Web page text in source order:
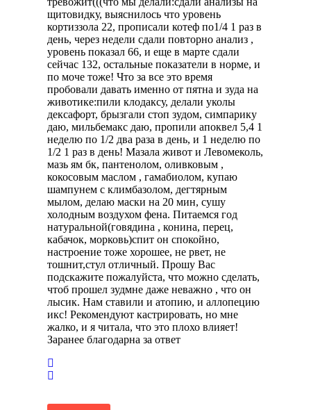
щитовидку, выяснилось что уровень
кортиззола 22, прописали котеф по1/4 1 раз в
день, через недели сдали повторно анализ ,
уровень показал 66, и еще в марте сдали
сейчас 132, остальные показатели в норме, и
по моче тоже! Что за все это время
пробовали давать именно от пятна и зуда на
животике:пили клодаксу, делали уколы
дексафорт, брызгали стоп зудом, симпарику
даю, мильбемакс даю, пропили апоквел 5,4 1
неделю по 1/2 два раза в день, и 1 неделю по
1/2 1 раз в день! Мазала живот и Левомеколь,
мазь ям бк, пантенолом, оливковым ,
кокосовым маслом , гамабиолом, купаю
шампунем с климбазолом, дегтярным
мылом, делаю маски на 20 мин, сушу
холодным воздухом фена. Питаемся год
натуральной(говядина , конина, перец,
кабачок, морковь)спит он спокойно,
настроение тоже хорошее, не рвет, не
тошнит,стул отличный. Прошу Вас
подскажите пожалуйста, что можно сделать,
чтоб прошел зудмне даже неважно , что он
лысик. Нам ставили и атопию, и аллопецию
икс! Рекомендуют кастрировать, но мне
жалко, и я читала, что это плохо влияет!
Заранее благодарна за ответ